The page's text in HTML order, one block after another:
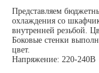
Представляем
охлаждения со
внутренней резьбой.
Боковые стенки
цвет.
Напряжение: 220-240В